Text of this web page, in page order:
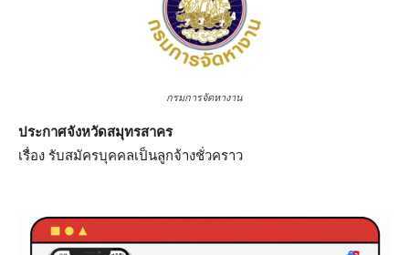
กรมการจัดหางาน
ประกาศจังหวัดสมุทรสาคร
เรื่อง รับสมัครบุคคลเป็นลูกจ้างชั่วคราว